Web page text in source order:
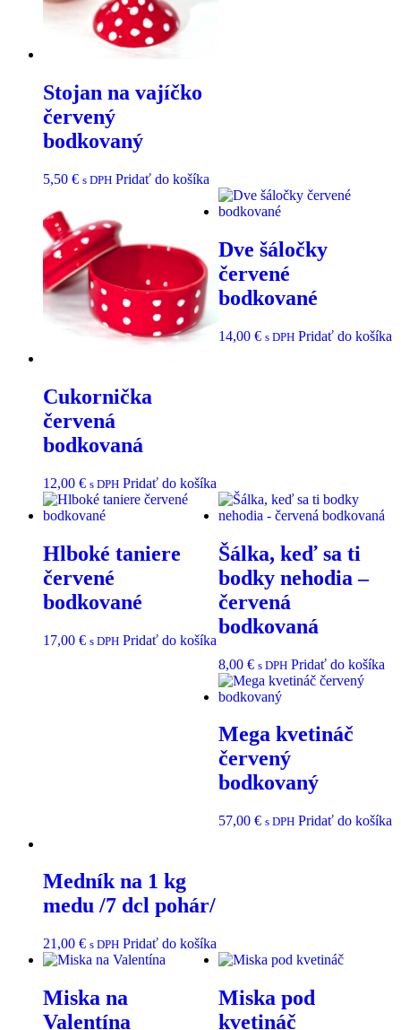
Stojan na vajíčko
červený
bodkovaný
5,50 € s DPH Pridať do košíka
Cukornička
červená
bodkovaná
12,00 € s DPH Pridať do košíka
Dve šáločky
červené
bodkované
14,00 € s DPH Pridať do košíka
Hlboké taniere
červené
bodkované
17,00 € s DPH Pridať do košíka
Šálka, keď sa ti
bodky nehodia –
červená
bodkovaná
8,00 € s DPH Pridať do košíka
Medník na 1 kg
medu /7 dcl pohár/
21,00 € s DPH Pridať do košíka
Mega kvetináč
červený
bodkovaný
57,00 € s DPH Pridať do košíka
Miska na
Valentína
Miska pod
kvetináč